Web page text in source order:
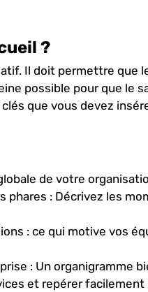
?
Il doit permettre que
possible pour que le
que vous devez
de votre
: Décrivez les
: ce qui motive vos
: Un organigramme
et repérer facilement